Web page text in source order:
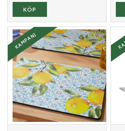
KÖP
KAMPANJ